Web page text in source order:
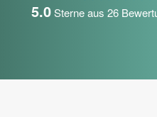
5.0Sterne aus 26